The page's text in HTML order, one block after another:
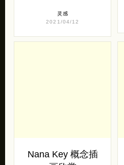
灵感
2021/04/12
Nana Key 概念插